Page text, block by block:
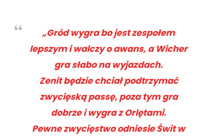
„Gród wygra bo jest zespołem
lepszym i walczy o awans, a Wicher
gra słabo na wyjazdach.
Zenit będzie chciał podtrzymać
zwycięską passę, poza tym gra
dobrze i wygra z Orlętami.
Pewne zwycięstwo odniesie Świt w